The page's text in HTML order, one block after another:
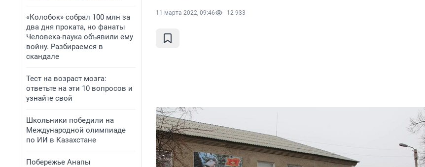
«Колобок» собрал 100 млн за
два дня проката, но фанаты
Человека-паука объявили ему
войну. Разбираемся в
скандале
Тест на возраст мозга:
ответьте на эти 10 вопросов и
узнайте свой
Школьники победили на
Международной олимпиаде
по ИИ в Казахстане
Побережье Анапы
11 марта 2022, 09:46 12 933